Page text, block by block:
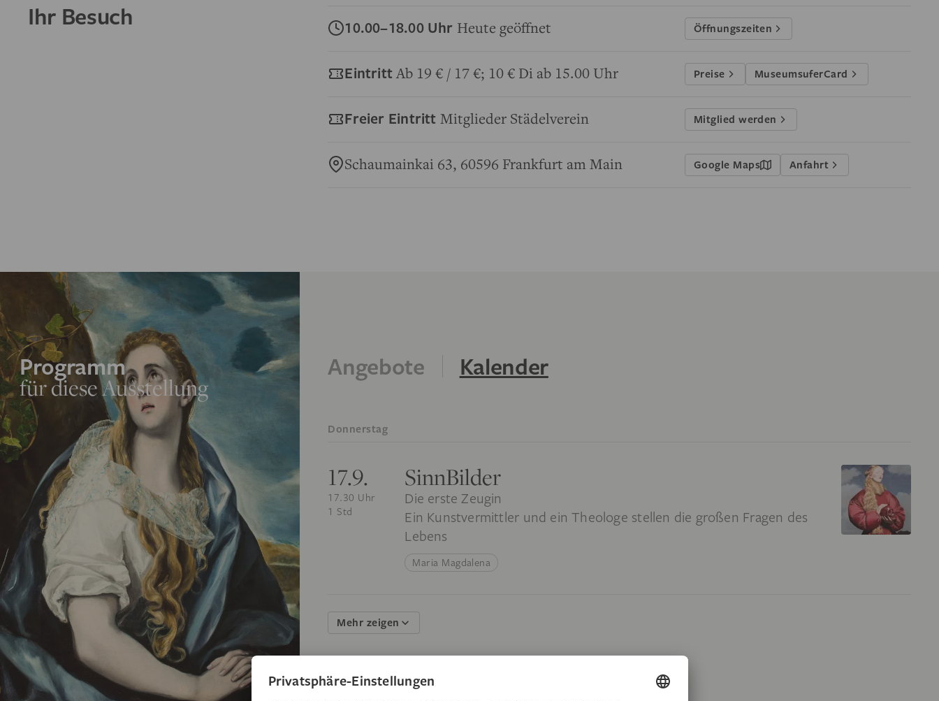
Ihr Besuch 10.00–18.00 Uhr Heute geöffnet Öffnungszeiten
Eintritt Ab 19 € / 17 €; 10 € Di ab 15.00 Uhr Preise MuseumsuferCard
Freier Eintritt Mitglieder Städelverein Mitglied werden
Schaumainkai 63, 60596 Frankfurt am Main Google Maps Anfahrt
Programm
für diese Ausstellung
Angebote Kalender
Donnerstag
17.9.
17.30 Uhr
1 Std
SinnBilder
Die erste Zeugin
Ein Kunstvermittler und ein Theologe stellen die großen Fragen des
Lebens
Maria Magdalena
Mehr zeigen